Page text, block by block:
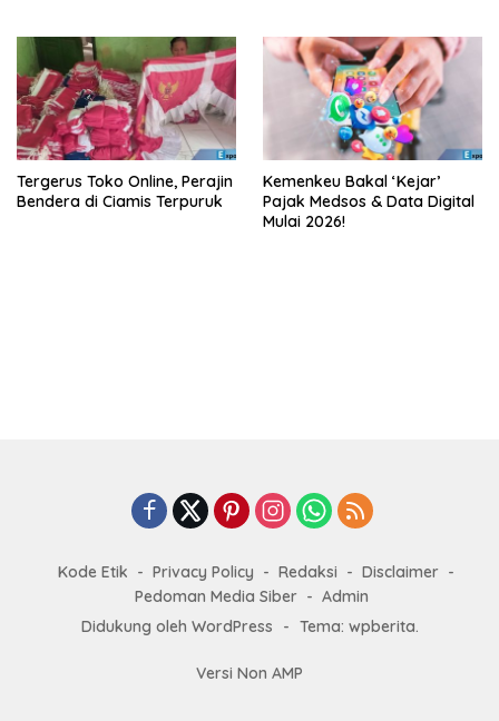
Tergerus Toko Online, Perajin
Bendera di Ciamis Terpuruk
Kemenkeu Bakal ‘Kejar’
Pajak Medsos & Data Digital
Mulai 2026!
Kode Etik Privacy Policy Redaksi
Disclaimer
Pedoman Media Siber
Admin
Didukung oleh WordPress
- Tema: wpberita.
Versi Non AMP